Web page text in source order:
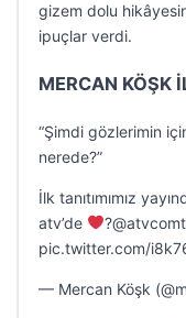
gizem dolu
ipuçlar verdi.
MERCAN KÖŞK
“Şimdi gözlerimin
nerede?”
İlk tanıtımımız
atv’de
pic.twitter.com/
— Mercan Köşk